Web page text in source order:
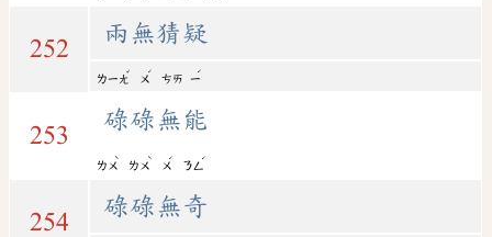
252
兩無猜疑
ㄌㄧㄤ
ˇ
ㄨ
ˊ
ㄘㄞ ㄧ
ˊ
253
碌碌無能
ㄌㄨ
ˋ
ㄌㄨ
ˋ
ㄨ
ˊ
ㄋㄥ
ˊ
254
碌碌無奇